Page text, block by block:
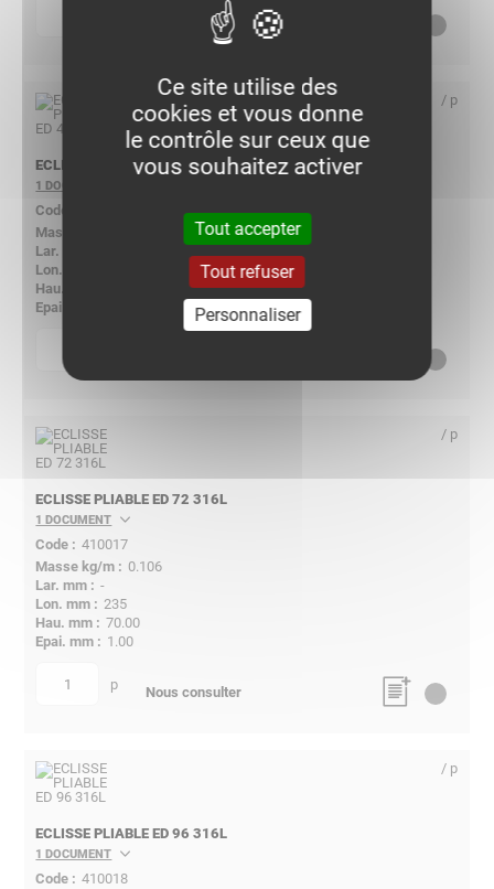
Nous consulter
ECLISSE PLIABLE ED 48 316L
1 DOCUMENT
/ p
ECLISSE PLIABLE ED 72 316L
1 DOCUMENT
410017
0.106
-
235
70.00
1.00
quantité p
/ p
Nous consulter
ECLISSE PLIABLE ED 96 316L
1 DOCUMENT
410018
/ p
Ce site utilise des
cookies et vous donne
le contrôle sur ceux que
vous souhaitez activer
Tout accepter
Tout refuser
Personnaliser